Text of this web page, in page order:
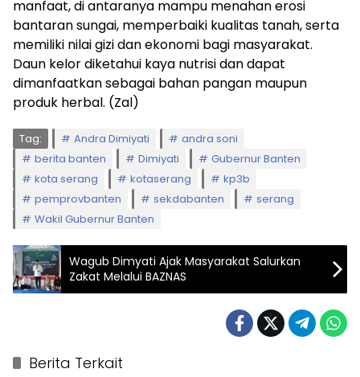
manfaat, di antaranya mampu menahan erosi
bantaran sungai, memperbaiki kualitas tanah, serta
memiliki nilai gizi dan ekonomi bagi masyarakat.
Daun kelor diketahui kaya nutrisi dan dapat
dimanfaatkan sebagai bahan pangan maupun
produk herbal. (Zal)
Tag: Andra Dimiyati
andra soni
berita banten
Dimiyati
Gubernur Banten
kota serang
kotaserang
kp3b
pemprovbanten
sekdabanten
serang
Wakil Gubernur Banten
Wagub Dimyati Ajak Masyarakat Salurkan
Zakat Melalui BAZNAS
Berita Terkait